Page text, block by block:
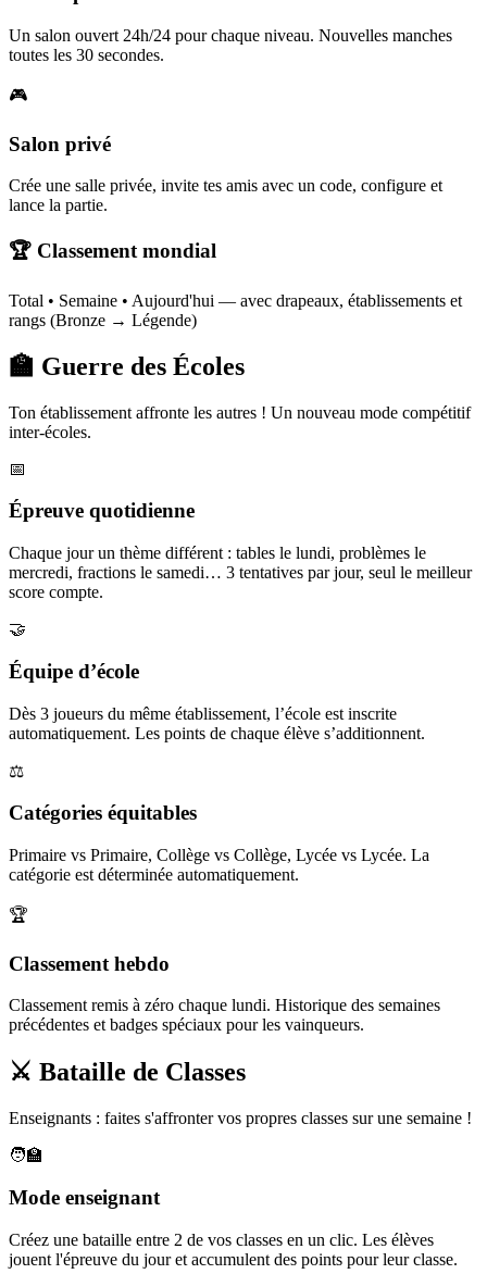
Un salon ouvert 24h/24 pour chaque niveau. Nouvelles manches
toutes les 30 secondes.
🎮
Salon privé
Crée une salle privée, invite tes amis avec un code, configure et
lance la partie.
🏆 Classement mondial
Total • Semaine • Aujourd'hui — avec drapeaux, établissements et
rangs (Bronze → Légende)
🏫 Guerre des Écoles
Ton établissement affronte les autres ! Un nouveau mode compétitif
inter-écoles.
📅
Épreuve quotidienne
Chaque jour un thème différent : tables le lundi, problèmes le
mercredi, fractions le samedi… 3 tentatives par jour, seul le meilleur
score compte.
🤝
Équipe d’école
Dès 3 joueurs du même établissement, l’école est inscrite
automatiquement. Les points de chaque élève s’additionnent.
⚖️
Catégories équitables
Primaire vs Primaire, Collège vs Collège, Lycée vs Lycée. La
catégorie est déterminée automatiquement.
🏆
Classement hebdo
Classement remis à zéro chaque lundi. Historique des semaines
précédentes et badges spéciaux pour les vainqueurs.
⚔️ Bataille de Classes
Enseignants : faites s'affronter vos propres classes sur une semaine !
🧑‍🏫
Mode enseignant
Créez une bataille entre 2 de vos classes en un clic. Les élèves
jouent l'épreuve du jour et accumulent des points pour leur classe.